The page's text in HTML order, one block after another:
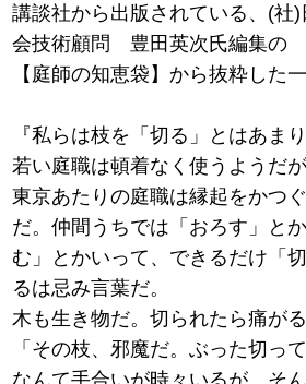
講談社から出版されている、(社
会技術顧問 豊田英次氏編集の
【庭師の知恵袋】から抜粋した
『私らは枝を「切る」とはあま
若い庭職は頓着なく使うようだが
東京あたりの庭職は縁起をかつ
だ。仲間うちでは「おろす」と
む」とかいって、できるだけ「
るは忌み言葉だ。
木も生き物だ。切られたら痛がる
「その枝、邪魔だ。ぶった切っ
なんて手合いが時々いるが、そ